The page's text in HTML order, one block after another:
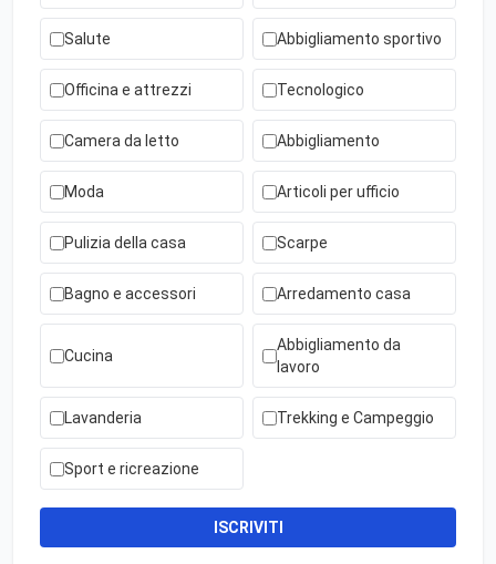
Salute Abbigliamento sportivo
Officina e attrezzi Tecnologico
Camera da letto Abbigliamento
Moda Articoli per ufficio
Pulizia della casa Scarpe
Bagno e accessori Arredamento casa
Cucina
Abbigliamento da
lavoro
Lavanderia Trekking e Campeggio
Sport e ricreazione
ISCRIVITI